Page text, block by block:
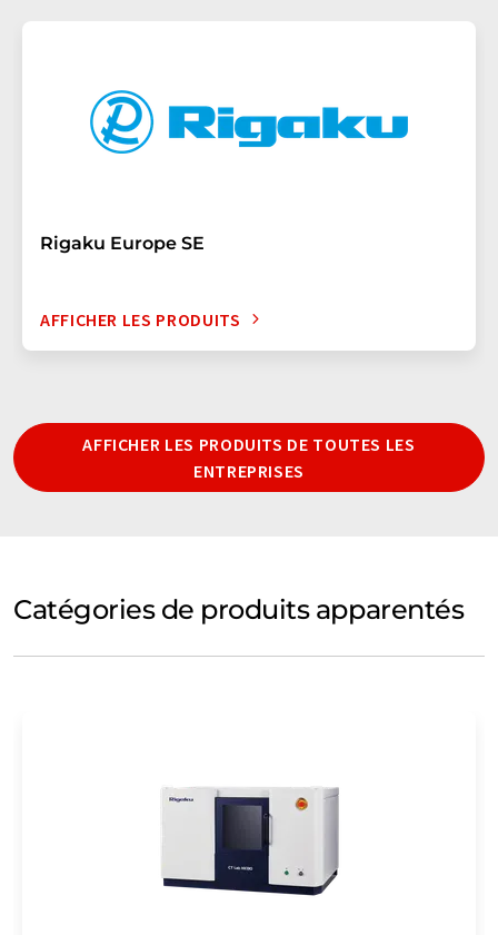
Rigaku Europe SE
AFFICHER LES PRODUITS
AFFICHER LES PRODUITS DE TOUTES LES
ENTREPRISES
Catégories de produits apparentés